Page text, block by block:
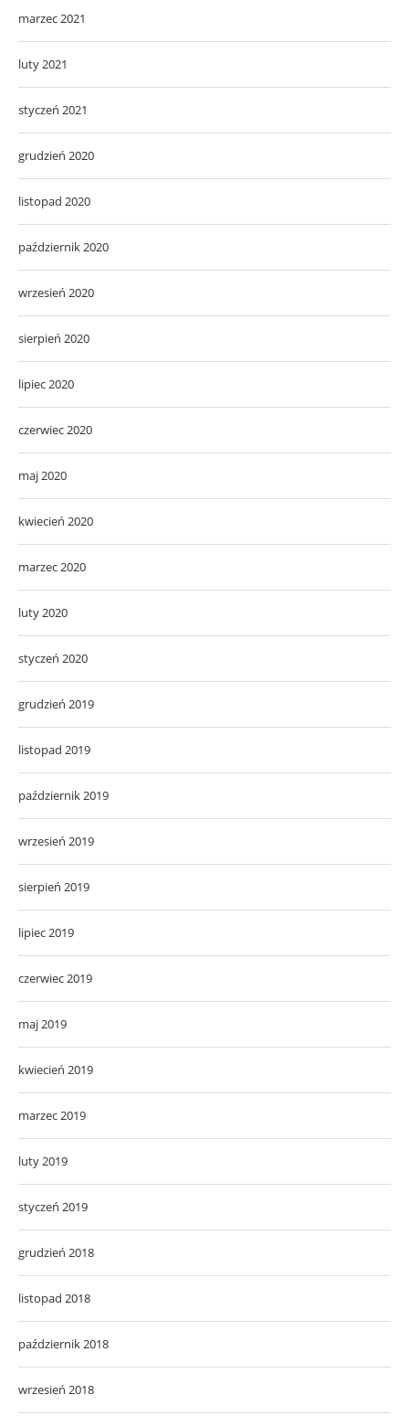
marzec 2021
luty 2021
styczeń 2021
grudzień 2020
listopad 2020
październik 2020
wrzesień 2020
sierpień 2020
lipiec 2020
czerwiec 2020
maj 2020
kwiecień 2020
marzec 2020
luty 2020
styczeń 2020
grudzień 2019
listopad 2019
październik 2019
wrzesień 2019
sierpień 2019
lipiec 2019
czerwiec 2019
maj 2019
kwiecień 2019
marzec 2019
luty 2019
styczeń 2019
grudzień 2018
listopad 2018
październik 2018
wrzesień 2018